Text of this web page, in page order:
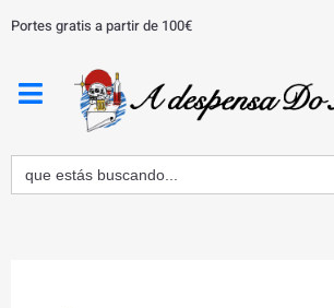
Portes gratis a partir de 100€
Buscar: